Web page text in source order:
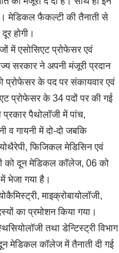
मेडिकल फैकल्टी की तैनाती से
होगी।
में एसोसिएट प्रोफेसर एवं
सरकार ने अपनी मंजूरी प्रदान
प्रोफेसर के पद पर संकायवार एवं
प्रोफेसर के 34 पदों पर की गई
पैथोलॉजी में पांच,
व गायनी में दो-दो जबकि
फिजिकल मेडिसिन एवं
को दून मेडिकल कॉलेज, 06 को
भेजा गया है।
माइक्रोबायोलॉजी,
का प्रमोशन किया गया।
तथा डेन्टिस्ट्री विभाग
मेडिकल कॉलेज में तैनाती दी गई